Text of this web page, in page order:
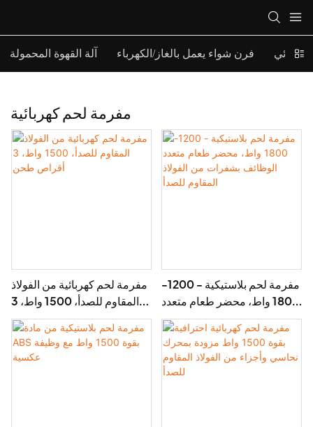
آلة القهوة المحمولة فرن شواء يعمل بالغاز/الكهرباء
مفرمة لحم كهربائية
مفرمة لحم كهربائية من الفولاذ
المقاوم للصدأ، 1500 واط، 3
أقراص طحن
مفرمة لحم بلاستيكية - 1200-
1800 واط، محضر طعام متعدد
الوظائف بشفرات من الفولاذ
المقاوم للصدأ